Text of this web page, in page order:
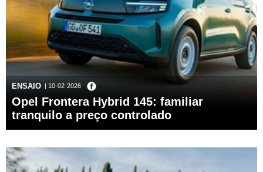
ENSAIO | 10-02-2026
Opel Frontera Hybrid 145: familiar
tranquilo a preço controlado